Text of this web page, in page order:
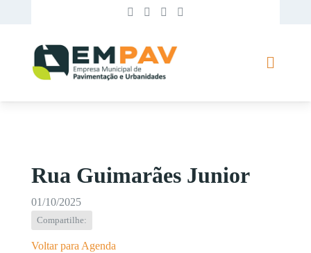
Rua Guimarães Junior
01/10/2025
Compartilhe:
Voltar para Agenda